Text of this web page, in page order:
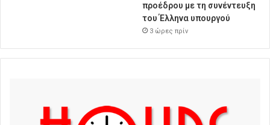
προέδρου με τη συνέντευξη
του Έλληνα υπουργού
3 ώρες πρίν